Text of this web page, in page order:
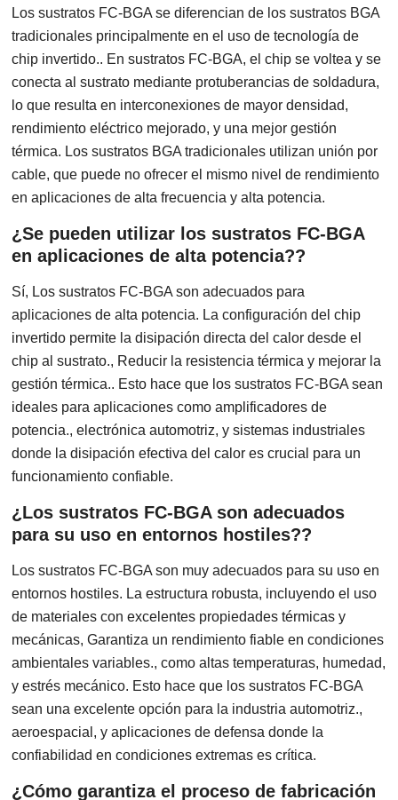
Los sustratos FC-BGA se diferencian de los sustratos BGA
tradicionales principalmente en el uso de tecnología de
chip invertido.. En sustratos FC-BGA, el chip se voltea y se
conecta al sustrato mediante protuberancias de soldadura,
lo que resulta en interconexiones de mayor densidad,
rendimiento eléctrico mejorado, y una mejor gestión
térmica. Los sustratos BGA tradicionales utilizan unión por
cable, que puede no ofrecer el mismo nivel de rendimiento
en aplicaciones de alta frecuencia y alta potencia.
¿Se pueden utilizar los sustratos FC-BGA
en aplicaciones de alta potencia??
Sí, Los sustratos FC-BGA son adecuados para
aplicaciones de alta potencia. La configuración del chip
invertido permite la disipación directa del calor desde el
chip al sustrato., Reducir la resistencia térmica y mejorar la
gestión térmica.. Esto hace que los sustratos FC-BGA sean
ideales para aplicaciones como amplificadores de
potencia., electrónica automotriz, y sistemas industriales
donde la disipación efectiva del calor es crucial para un
funcionamiento confiable.
¿Los sustratos FC-BGA son adecuados
para su uso en entornos hostiles??
Los sustratos FC-BGA son muy adecuados para su uso en
entornos hostiles. La estructura robusta, incluyendo el uso
de materiales con excelentes propiedades térmicas y
mecánicas, Garantiza un rendimiento fiable en condiciones
ambientales variables., como altas temperaturas, humedad,
y estrés mecánico. Esto hace que los sustratos FC-BGA
sean una excelente opción para la industria automotriz.,
aeroespacial, y aplicaciones de defensa donde la
confiabilidad en condiciones extremas es crítica.
¿Cómo garantiza el proceso de fabricación